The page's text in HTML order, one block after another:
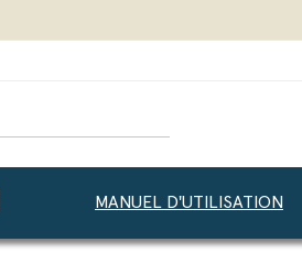
MANUEL D'UTILISATION